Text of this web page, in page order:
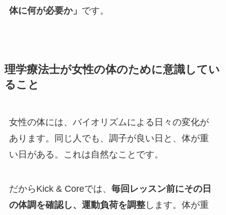
体に何が必要か」 です。
理学療法士が女性の体のために意識してい
ること
女性の体には、バイオリズムによる日々の変化が
あります。同じ人でも、調子が良い日と、体が重
い日がある。これは自然なことです。
だからKick & Coreでは、 毎回レッスン前にその日
の体調を確認し、運動負荷を調整します。体が重